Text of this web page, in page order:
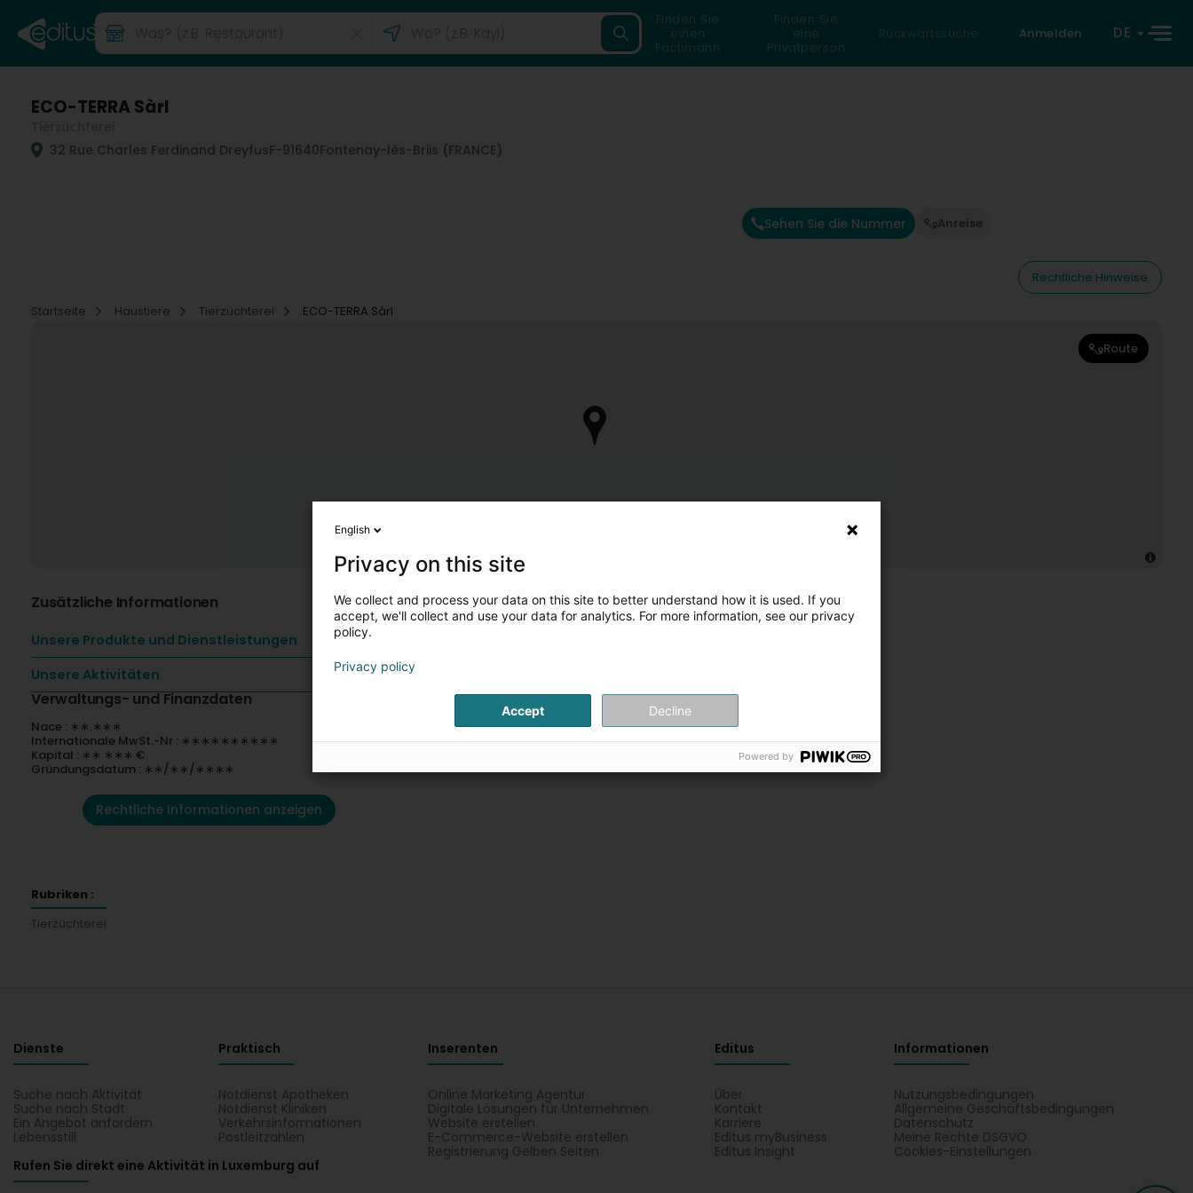
Finden Sie
einen
Fachmann
Finden Sie
eine
Privatperson
Rückwärtssuche Anmelden DE
ECO-TERRA Sàrl
32 Rue Charles Ferdinand DreyfusF-91640Fontenay-lès-Briis (FRANCE)
Sehen Sie die Nummer Anreise
Rechtliche Hinweise
Startseite
Haustiere Tierzüchterei ECO-TERRA Sàrl
Route
Zusätzliche Informationen
Unsere Produkte und Dienstleistungen
Unsere Aktivitäten
Verwaltungs- und Finanzdaten
Nace : ∗∗.∗∗∗
Internationale MwSt.-Nr : ∗∗∗∗∗∗∗∗∗∗
Kapital : ∗∗ ∗∗∗ €
Gründungsdatum : ∗∗/∗∗/∗∗∗∗
Rechtliche Informationen anzeigen
Rubriken :
Tierzüchterei
Dienste
Suche nach Aktivität
Suche nach Stadt
Ein Angebot anfordern
Lebensstill
Praktisch
Notdienst Apotheken
Notdienst Kliniken
Verkehrsinformationen
Postleitzahlen
Inserenten
Online Marketing Agentur
Digitale Lösungen für Unternehmen
Website erstellen
E-Commerce-Website erstellen
Registrierung Gelben Seiten
Editus
Über
Kontakt
Karriere
Editus myBusiness
Editus Insight
Informationen
Nutzungsbedingungen
Allgemeine Geschäftsbedingungen
Datenschutz
Meine Rechte DSGVO
Cookies-Einstellungen
Rufen Sie direkt eine Aktivität in Luxemburg auf
English
Privacy on this site
We collect and process your data on this site to better understand how it is used. If you
accept, we'll collect and use your data for analytics. For more information, see our privacy
policy.
Privacy policy
Accept Decline
Powered by